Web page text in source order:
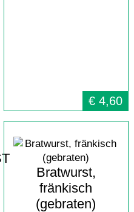
€ 4,60
Bratwurst,
fränkisch
(gebraten)